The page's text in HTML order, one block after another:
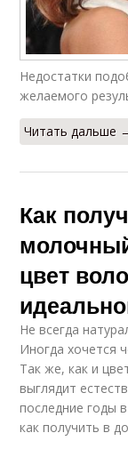
Недостатки
желаемого
Читать дальше
Как
цвет
Не всегда
Иногда хочется
Так же, как и
выглядит
последние годы
как получить в